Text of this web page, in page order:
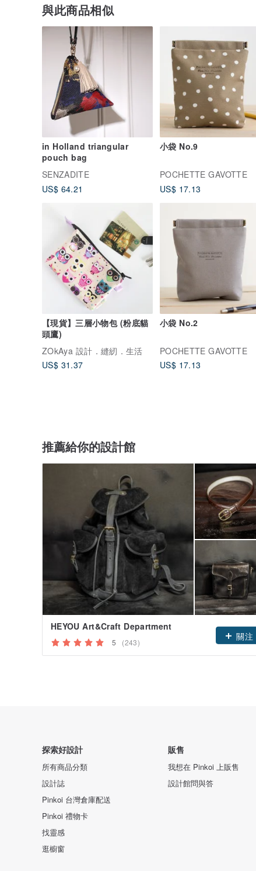
■ 關於訂購
訂購 TEZKURI MARCHE-ART 產品後
我們正在努力。
如果您趕時間，請要求收到日期和時間作為禮物等。
如果您正在考慮，請隨時與我們聯繫。
■ 關於交貨
・ 確認付款後大約需要 14 天。
・ 我們會在發貨前向您發送有關發貨時間表的消息。
・我們會盡快安排發貨。
由於我們使用天然皮革，視情況而定
交貨日期可能略有不同。
感謝您的理解。
謝謝∮
TEZKURI MARCHE-ART
與此商品相似
in Holland triangular
pouch bag
SENZADITE
US$ 64.21
小袋 No.9
POCHETTE GAVOTTE
US$ 17.13
【現貨】三層小物包 (粉底貓
頭鷹)
ZOkAya 設計．縫紉．生活
US$ 31.37
小袋 No.2
POCHETTE GAVOTTE
US$ 17.13
推薦給你的設計館
HEYOU Art&Craft Department
5 (243)
關注
探索好設計
所有商品分類
設計誌
Pinkoi 台灣倉庫配送
Pinkoi 禮物卡
找靈感
逛櫥窗
販售
我想在 Pinkoi 上販售
設計館問與答